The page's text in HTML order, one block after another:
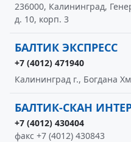
236000, Калининград,
д. 10, корп. 3
БАЛТИК ЭКСПРЕСС
+7 (4012) 471940
Калининград г., Богдана
БАЛТИК-СКАН
+7 (4012) 430404
факс +7 (4012) 430843